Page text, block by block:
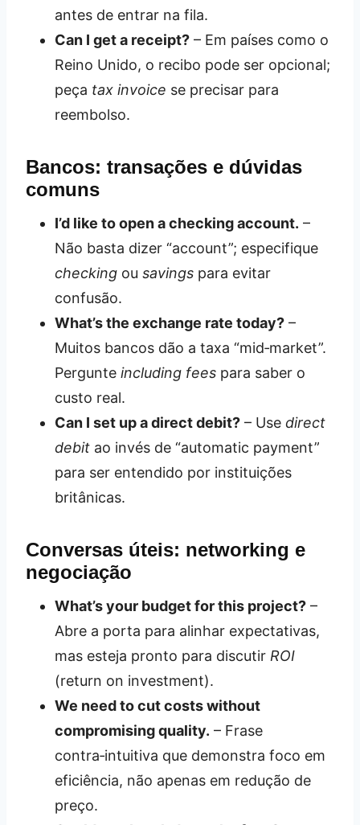
antes de entrar na fila.
Can I get a receipt? – Em países como o
Reino Unido, o recibo pode ser opcional;
peça tax invoice se precisar para
reembolso.
Bancos: transações e dúvidas
comuns
I’d like to open a checking account. –
Não basta dizer “account”; especifique
checking ou savings para evitar
confusão.
What’s the exchange rate today? –
Muitos bancos dão a taxa “mid‑market”.
Pergunte including fees para saber o
custo real.
Can I set up a direct debit? – Use direct
debit ao invés de “automatic payment”
para ser entendido por instituições
britânicas.
Conversas úteis: networking e
negociação
What’s your budget for this project? –
Abre a porta para alinhar expectativas,
mas esteja pronto para discutir ROI
(return on investment).
We need to cut costs without
compromising quality. – Frase
contra‑intuitiva que demonstra foco em
eficiência, não apenas em redução de
preço.